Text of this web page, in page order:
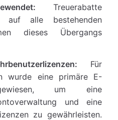
Treuerabatte
auf alle bestehenden
dieses Übergangs
Für
wurde eine primäre E-
um eine
und eine
zu gewährleisten.